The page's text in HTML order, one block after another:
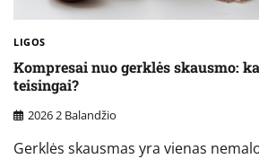
LIGOS
Kompresai nuo gerklės skausmo:
teisingai?
2026 2 Balandžio
Gerklės skausmas yra vienas